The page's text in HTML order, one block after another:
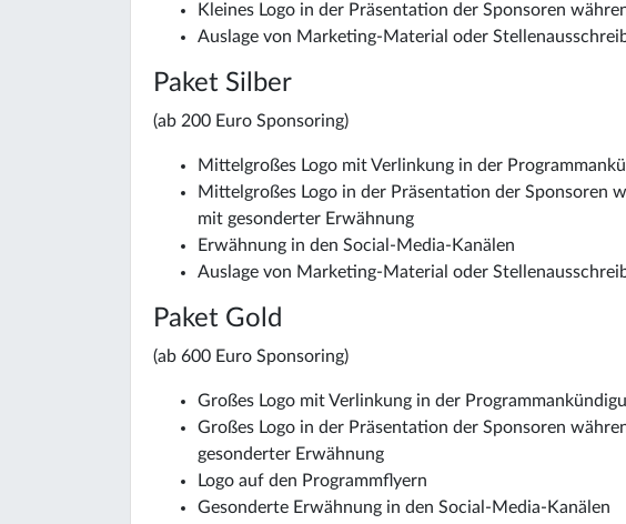
Kleines Logo in der Präsentation der Sponsoren
Auslage von Marketing-Material oder
Paket Silber
(ab 200 Euro Sponsoring)
Mittelgroßes Logo mit Verlinkung in der
Mittelgroßes Logo in der Präsentation der Sponsoren
mit gesonderter Erwähnung
Erwähnung in den Social-Media-Kanälen
Auslage von Marketing-Material oder
Paket Gold
(ab 600 Euro Sponsoring)
Großes Logo mit Verlinkung in der
Großes Logo in der Präsentation der Sponsoren
gesonderter Erwähnung
Logo auf den Programmflyern
Gesonderte Erwähnung in den Social-Media-Kanälen